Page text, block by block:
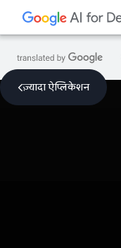
ज़्यादा ऐप्लिकेशन